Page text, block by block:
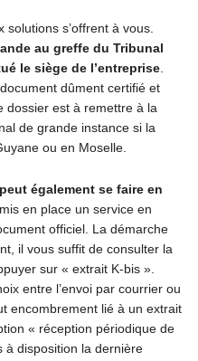
solutions s’offrent à vous.
au greffe du Tribunal
le siège de l’entreprise.
dûment certifié et
dossier est à remettre à la
de grande instance si la
ou en Moselle.
également se faire en
en place un service en
officiel. La démarche
il vous suffit de consulter la
sur « extrait K-bis ».
entre l’envoi par courrier ou
encombrement lié à un extrait
« réception périodique de
à disposition la dernière